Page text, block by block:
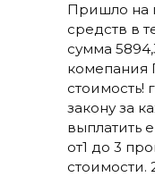
Пришло на
средств в
сумма
комепания
стоимость!
закону за
выплатить
от1 до 3
стоимости.